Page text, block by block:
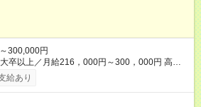
300,000円
卒以上／月給216，000円～300，000円 高卒
300，000円 ★エリア手当（石川県、
、岐阜県、群馬県、茨城県 月1万円）を会社規
給あり